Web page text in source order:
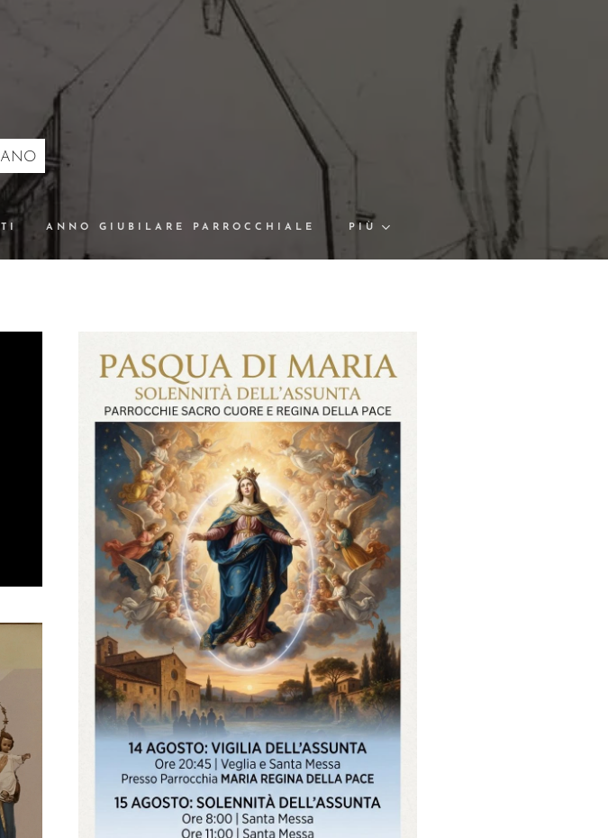
ANNO GIUBILARE PARROCCHIALE PIÙ